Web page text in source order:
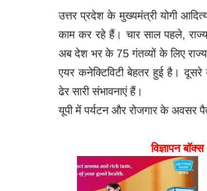
उत्तर प्रदेश के मुख्यमंत्री योगी
काम कर रहे हैं। चार साल पहले,
अब देश भर के 75 गंतव्यों के लिए
एयर कनेक्टिविटी बेहतर हुई है।
ढेर सारी संभावनाएं हैं।
यूपी में पर्यटन और रोजगार के अवसर
विज्ञापन